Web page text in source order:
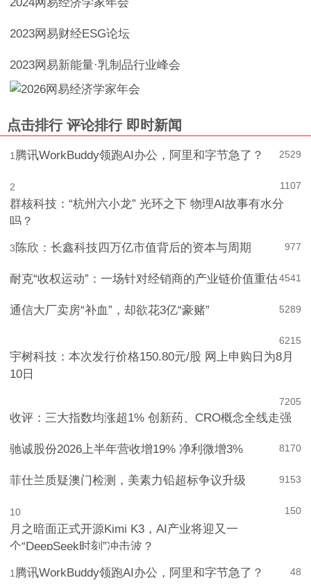
2023网易财经ESG论坛
2023网易新能量·乳制品行业峰会
点击排行 评论排行 即时新闻
2529
1腾讯WorkBuddy领跑AI办公，阿里和字节急了？
1107
2
群核科技：“杭州六小龙” 光环之下 物理AI故事有水分
吗？
977
3 陈欣：长鑫科技四万亿市值背后的资本与周期
541
4
耐克“收权运动”：一场针对经销商的产业链价值重估
289
5
通信大厂卖房“补血”，却欲花3亿“豪赌”
215
6
宇树科技：本次发行价格150.80元/股 网上申购日为8月
10日
205
7
收评：三大指数均涨超1% 创新药、CRO概念全线走强
170
8
驰诚股份2026上半年营收增19% 净利微增3%
153
9
菲仕兰质疑澳门检测，美素力铅超标争议升级
150
10
月之暗面正式开源Kimi K3，AI产业将迎又一
个“DeepSeek时刻”冲击波？
48
1腾讯WorkBuddy领跑AI办公，阿里和字节急了？